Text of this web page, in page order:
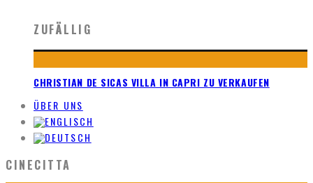
ZUFÄLLIG
CHRISTIAN DE SICAS VILLA IN CAPRI ZU VERKAUFEN
ÜBER UNS
CINECITTA